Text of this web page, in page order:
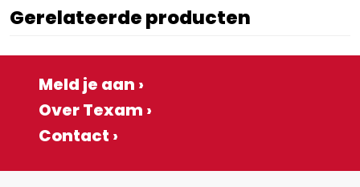
Gerelateerde producten
Meld je aan ›
Over Texam ›
Contact ›